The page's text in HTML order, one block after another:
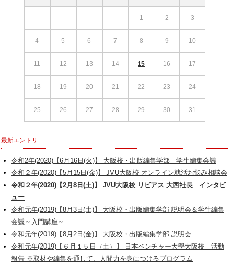
1 2 3
4 5 6 7 8 9 10
11 12 13 14 15 16 17
18 19 20 21 22 23 24
25 26 27 28 29 30 31
最新エントリ
令和2年(2020)【6月16日(火)】 大阪校・出版編集学部 学生編集会議
令和２年(2020)【5月15日(金)】 JVU大阪校 オンライン就活お悩み相談会
令和２年(2020)【2月8日(土)】 JVU大阪校 リビアス 大西社長 インタビ
ュー
令和元年(2019)【8月3日(土)】 大阪校・出版編集学部 説明会＆学生編集
会議～入門講座～
令和元年(2019)【8月2日(金)】 大阪校・出版編集学部 説明会
令和元年(2019)【６月１５日（土）】 日本ベンチャー大學大阪校 活動
報告 ※取材や編集を通して、人間力を身につけるプログラム